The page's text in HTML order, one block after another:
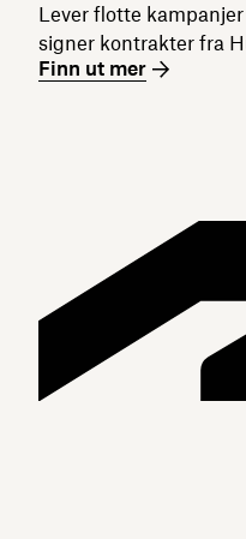
Lever flotte
signer kontrakter fra
Finn ut mer